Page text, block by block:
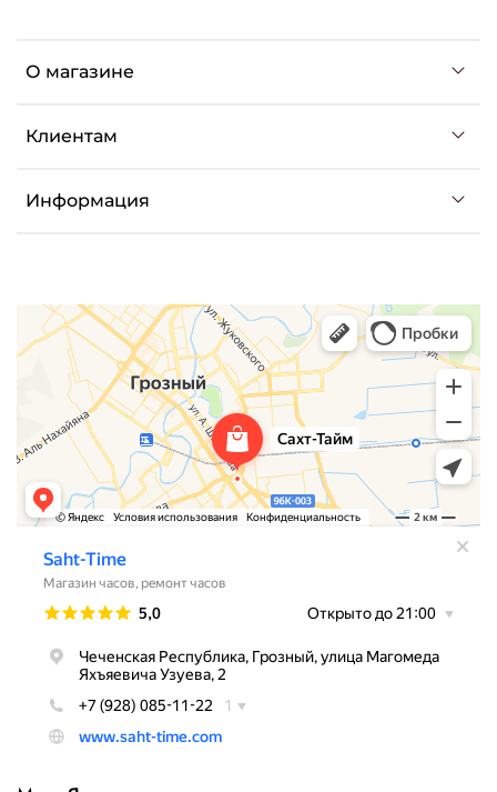
О магазине
Клиентам
Информация